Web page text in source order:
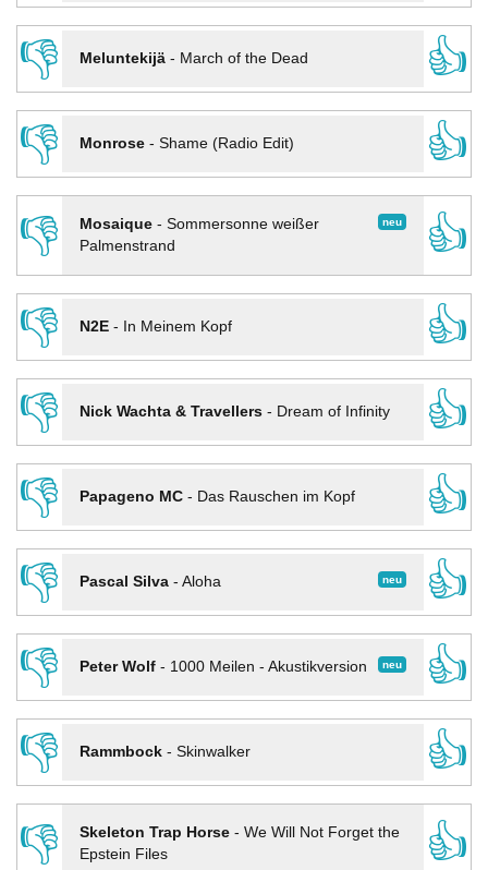
👎
Meluntekijä- March of the Dead
👍
👎
Monrose- Shame (Radio Edit)
👍
👎
neu
Mosaique- Sommersonne weißer
Palmenstrand
👍
👎
N2E- In Meinem Kopf
👍
👎
Nick Wachta & Travellers- Dream of Infinity
👍
👎
Papageno MC- Das Rauschen im Kopf
👍
👎
neu
Pascal Silva- Aloha
👍
👎
neu
Peter Wolf- 1000 Meilen - Akustikversion
👍
👎
Rammbock- Skinwalker
👍
👎
Skeleton Trap Horse- We Will Not Forget the
Epstein Files
👍